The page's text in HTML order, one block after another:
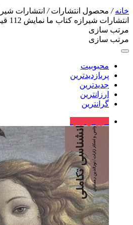
خانه/ محصول انتشارات/ انتشارات
انتشارات شیرازه کتاب ما نمایش 112
مرتب سازی
مرتب سازی
محبوبیت
پربازدیدترین
جدیدترین
ارزانترین
گرانترین